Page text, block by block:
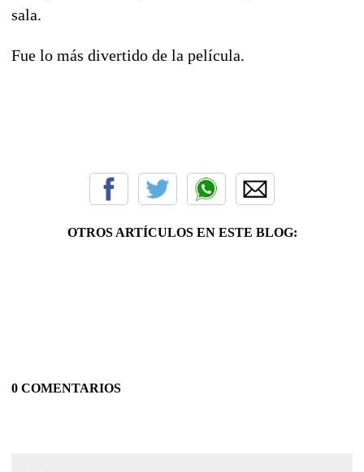
sala.
Fue lo más divertido de la película.
OTROS ARTÍCULOS EN ESTE BLOG:
0 COMENTARIOS